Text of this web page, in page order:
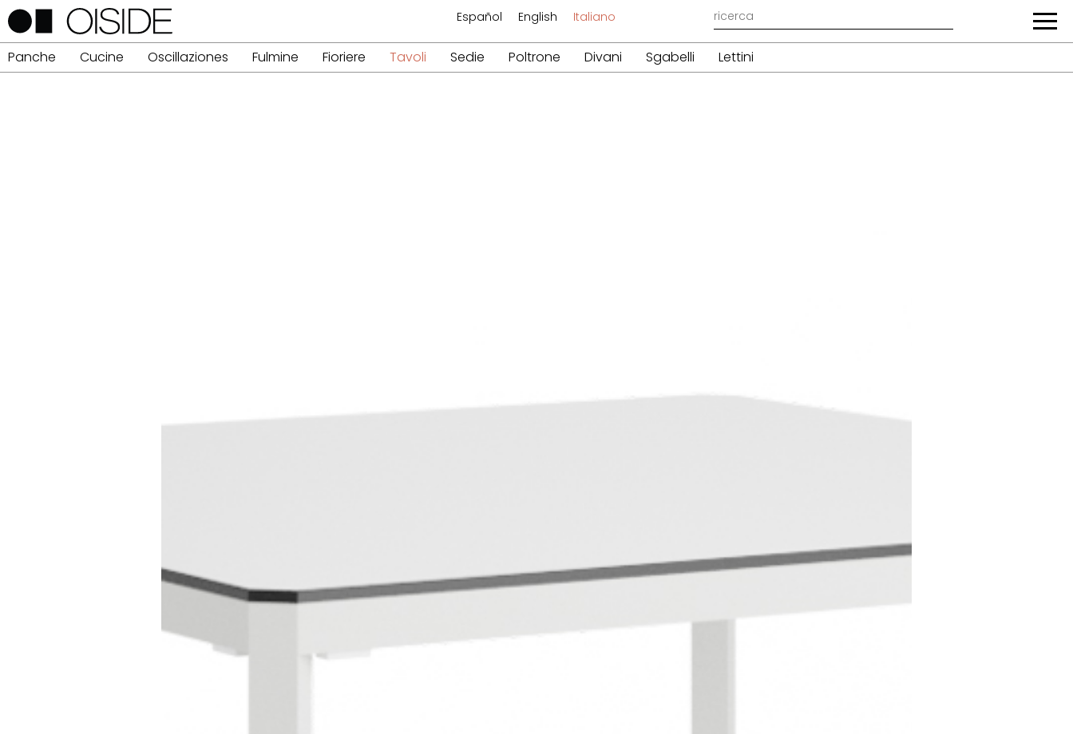
Español English Italiano
Panche Cucine Oscillaziones Fulmine Fioriere Tavoli Sedie Poltrone Divani Sgabelli Lettini